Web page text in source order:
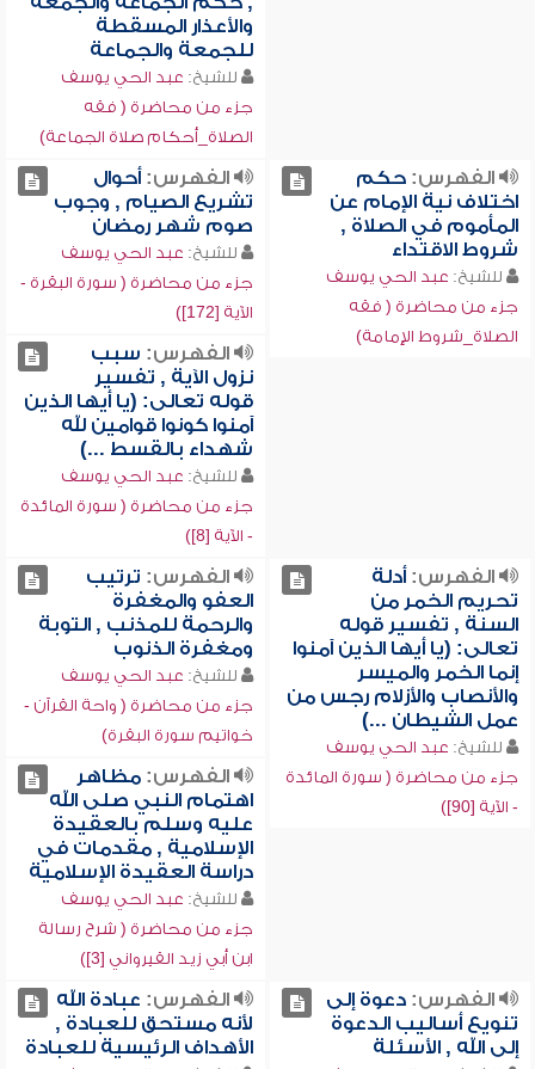
والأعذار المسقطة
للجمعة والجماعة
للشيخ: عبد الحي يوسف
جزء من محاضرة ( فقه
الصلاة_أحكام صلاة الجماعة)
الفهرس:حكم
اختلاف نية الإمام عن
المأموم في الصلاة ,
شروط الاقتداء
للشيخ: عبد الحي يوسف
جزء من محاضرة ( فقه
الصلاة_شروط الإمامة)
الفهرس:أحوال
تشريع الصيام , وجوب
صوم شهر رمضان
للشيخ: عبد الحي يوسف
جزء من محاضرة ( سورة البقرة -
الآية [172])
الفهرس: سبب
نزول الآية , تفسير
قوله تعالى: (يا أيها الذين
آمنوا كونوا قوامين لله
شهداء بالقسط ...)
للشيخ: عبد الحي يوسف
جزء من محاضرة ( سورة المائدة
- الآية [8])
الفهرس:أدلة
تحريم الخمر من
السنة , تفسير قوله
تعالى: (يا أيها الذين آمنوا
إنما الخمر والميسر
والأنصاب والأزلام رجس من
عمل الشيطان ...)
للشيخ: عبد الحي يوسف
جزء من محاضرة ( سورة المائدة
- الآية [90])
الفهرس: ترتيب
العفو والمغفرة
والرحمة للمذنب , التوبة
ومغفرة الذنوب
للشيخ: عبد الحي يوسف
جزء من محاضرة ( واحة القرآن -
خواتيم سورة البقرة)
الفهرس:مظاهر
اهتمام النبي صلى الله
عليه وسلم بالعقيدة
الإسلامية , مقدمات في
دراسة العقيدة الإسلامية
للشيخ: عبد الحي يوسف
جزء من محاضرة ( شرح رسالة
ابن أبي زيد القيرواني [3])
الفهرس:دعوة إلى
تنويع أساليب الدعوة
إلى الله , الأسئلة
الفهرس: عبادة الله
لأنه مستحق للعبادة ,
الأهداف الرئيسية للعبادة